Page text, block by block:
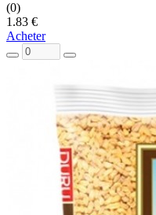
(0)
1.83 €
Acheter